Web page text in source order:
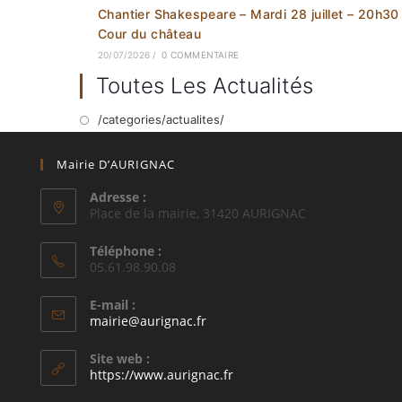
Chantier Shakespeare – Mardi 28 juillet – 20h30
Cour du château
20/07/2026 / 0 COMMENTAIRE
Toutes Les Actualités
/categories/actualites/
Mairie D’AURIGNAC
Adresse :
Place de la mairie, 31420 AURIGNAC
Téléphone :
05.61.98.90.08
E-mail :
mairie@aurignac.frS’ouvre
application
Site web :
https://www.aurignac.fr